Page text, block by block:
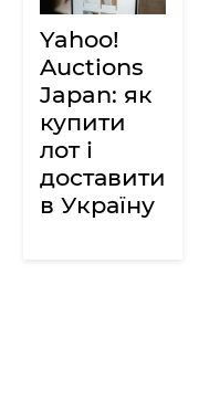
Yahoo!
Auctions
Japan: як
купити
лот і
доставити
в Україну